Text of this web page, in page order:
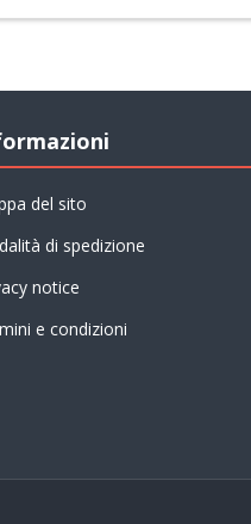
del sito
di spedizione
notice
e condizioni